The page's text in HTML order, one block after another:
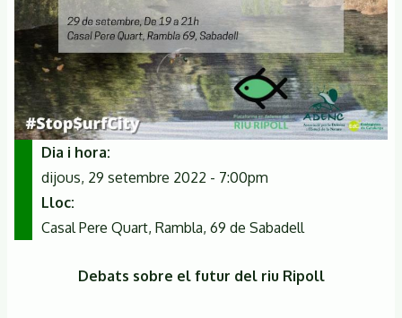
Dia i hora
dijous, 29 setembre 2022 - 7:00pm
Lloc
Casal Pere Quart, Rambla, 69 de Sabadell
Debats sobre el futur del riu Ripoll